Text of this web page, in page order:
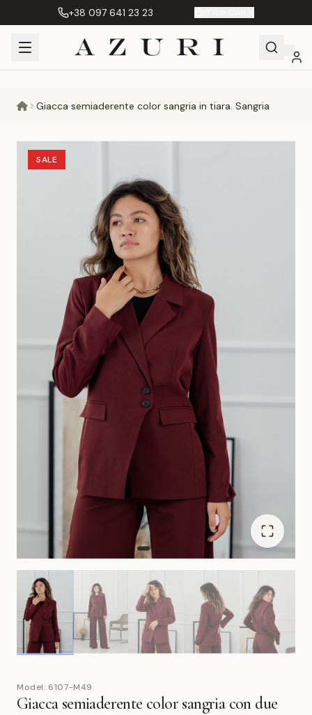
+38 097 641 23 23
Cart account
Giacca semiaderente color sangria in tiara. Sangria
SALE
Model: 6107-M49
Giacca semiaderente color sangria con due